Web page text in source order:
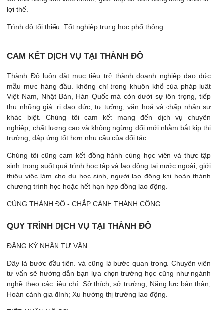
lợi thế.
Trình độ tối thiểu: Tốt nghiệp trung học phổ thông.
CAM KẾT DỊCH VỤ TẠI THÀNH ĐÔ
Thành Đô luôn đặt mục tiêu trở thành doanh nghiệp đạo đức
mẫu mực hàng đầu, không chỉ trong khuôn khổ của pháp luật
Việt Nam, Nhật Bản, Hàn Quốc mà còn dưới sự tôn trọng, tiếp
thu những giá trị đạo đức, tư tưởng, văn hoá và chấp nhận sự
khác biệt. Chúng tôi cam kết mang đến dịch vụ chuyên
nghiệp, chất lượng cao và không ngừng đổi mới nhằm bắt kịp thị
trường, đáp ứng tốt hơn nhu cầu của đối tác.
Chúng tôi cũng cam kết đồng hành cùng học viên và thực tập
sinh trong suốt quá trình học tập và lao động tại nước ngoài, giới
thiệu việc làm cho du học sinh, người lao động khi hoàn thành
chương trình học hoặc hết hạn hợp đồng lao động.
CÙNG THÀNH ĐÔ - CHẮP CÁNH THÀNH CÔNG
QUY TRÌNH DỊCH VỤ TẠI THÀNH ĐÔ
ĐĂNG KÝ NHẬN TƯ VẤN
Đây là bước đầu tiên, và cũng là bước quan trọng. Chuyên viên
tư vấn sẽ hướng dẫn bạn lựa chọn trường học cũng như ngành
nghề theo các tiêu chí: Sở thích, sở trường; Năng lực bản thân;
Hoàn cảnh gia đình; Xu hướng thị trường lao động.